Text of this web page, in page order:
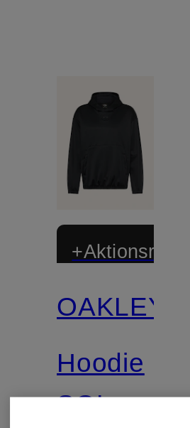
+Aktionsrabatt
OAKLEY
Hoodie
SOLAR